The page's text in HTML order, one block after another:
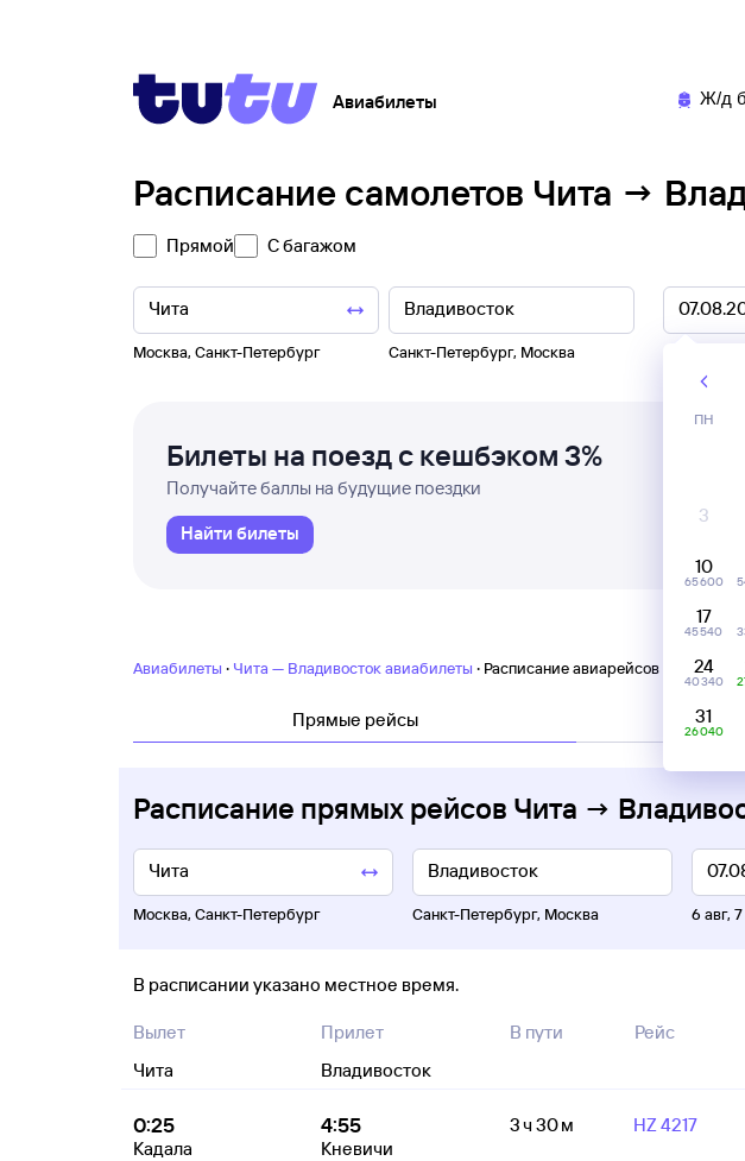
Авиабилеты Ж/д
Расписание самолетов Чита →
Прямой С багажом
Москва, Санкт-Петербург Санкт-Петербург, Москва
Билеты на поезд с кешбэком 3%
Получайте баллы на будущие поездки
Найти билеты
Авиабилеты · Чита — Владивосток авиабилеты · Расписание авиарейсов Чита —
Прямые рейсы
Расписание прямых рейсов Чита →
Москва, Санкт-Петербург Санкт-Петербург, Москва 6 авг, 7
В расписании указано местное время.
Вылет
Чита
Прилет
Владивосток
В пути Рейс
0:25
Кадала
4:55
Кневичи
3 ч 30 м HZ 4217
ПН
3
10
65 ⁠600
17
45 ⁠540
24
40 ⁠340
31
26 ⁠040